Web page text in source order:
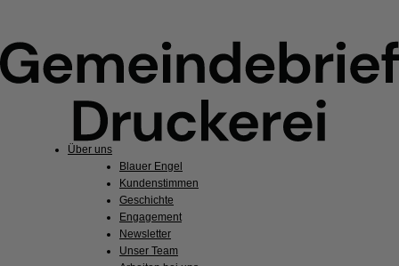
Über uns
Blauer Engel
Kundenstimmen
Geschichte
Engagement
Newsletter
Unser Team